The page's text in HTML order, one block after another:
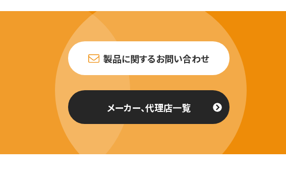
製品に関するお問い合わせ
メーカー、代理店一覧